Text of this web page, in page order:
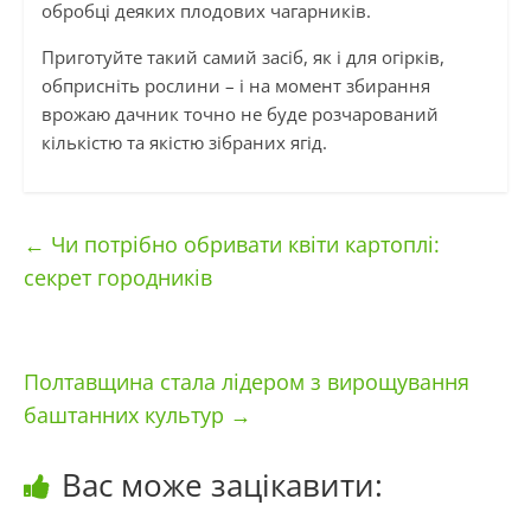
обробці деяких плодових чагарників.
Приготуйте такий самий засіб, як і для огірків,
обприсніть рослини – і на момент збирання
врожаю дачник точно не буде розчарований
кількістю та якістю зібраних ягід.
← Чи потрібно обривати квіти картоплі:
секрет городників
Полтавщина стала лідером з вирощування
баштанних культур →
Вас може зацікавити: